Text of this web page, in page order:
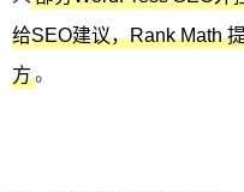
给SEO建议，Rank Math
方。